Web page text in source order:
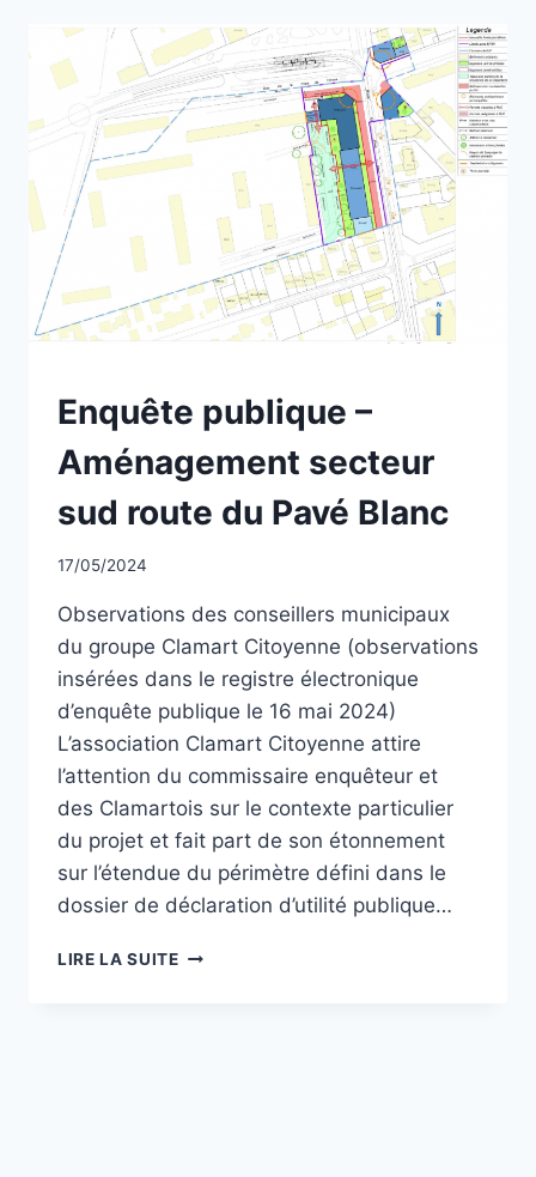
NON
CLASSÉ
Enquête publique –
Aménagement secteur
sud route du Pavé Blanc
Par
17/05/2024
Observations des conseillers municipaux
du groupe Clamart Citoyenne (observations
insérées dans le registre électronique
d’enquête publique le 16 mai 2024)
L’association Clamart Citoyenne attire
l’attention du commissaire enquêteur et
des Clamartois sur le contexte particulier
du projet et fait part de son étonnement
sur l’étendue du périmètre défini dans le
dossier de déclaration d’utilité publique…
LIRE LA SUITEENQUÊTE